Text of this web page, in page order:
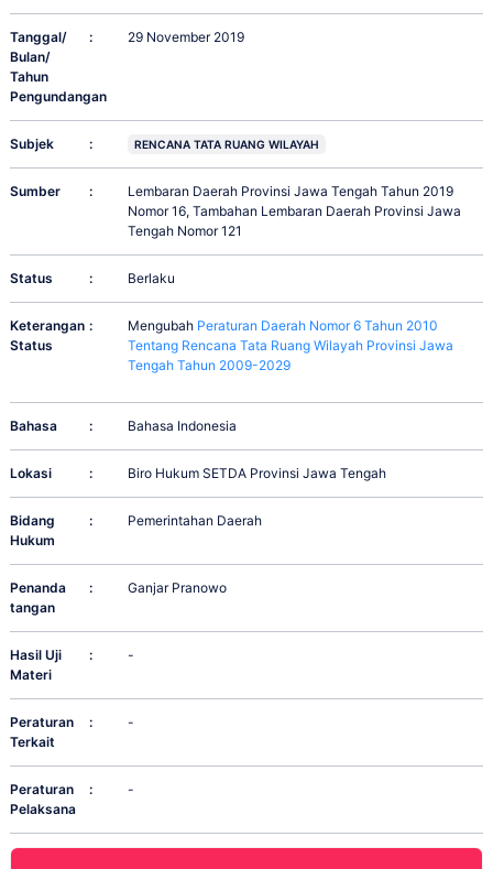
Tanggal/
Bulan/
Tahun
Pengundangan
: 29 November 2019
Subjek : RENCANA TATA RUANG WILAYAH
Sumber :
Lembaran Daerah Provinsi Jawa Tengah Tahun 2019
Nomor 16, Tambahan Lembaran Daerah Provinsi Jawa
Tengah Nomor 121
Status : Berlaku
Keterangan
Status
: Mengubah Peraturan Daerah Nomor 6 Tahun 2010
Tentang Rencana Tata Ruang Wilayah Provinsi Jawa
Tengah Tahun 2009-2029
Bahasa : Bahasa Indonesia
Lokasi : Biro Hukum SETDA Provinsi Jawa Tengah
Bidang
Hukum
: Pemerintahan Daerah
Penanda
tangan
: Ganjar Pranowo
Hasil Uji
Materi
: -
Peraturan
Terkait
: -
Peraturan
Pelaksana
: -